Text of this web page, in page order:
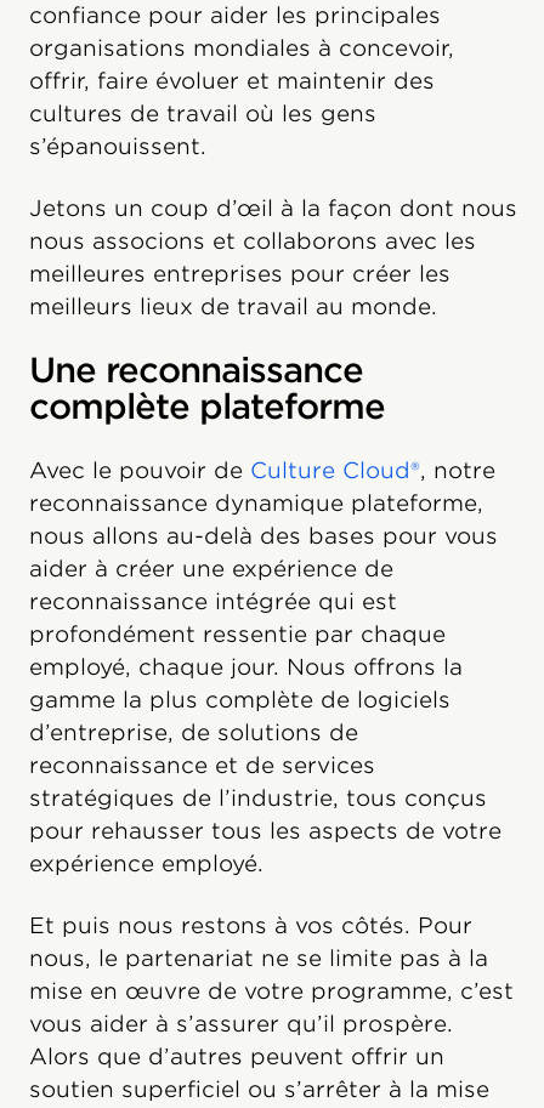
confiance pour aider les principales
organisations mondiales à concevoir,
offrir, faire évoluer et maintenir des
cultures de travail où les gens
s’épanouissent.
Jetons un coup d’œil à la façon dont nous
nous associons et collaborons avec les
meilleures entreprises pour créer les
meilleurs lieux de travail au monde.
Une reconnaissance
complète plateforme
Avec le pouvoir de Culture Cloud®, notre
reconnaissance dynamique plateforme,
nous allons au-delà des bases pour vous
aider à créer une expérience de
reconnaissance intégrée qui est
profondément ressentie par chaque
employé, chaque jour. Nous offrons la
gamme la plus complète de logiciels
d’entreprise, de solutions de
reconnaissance et de services
stratégiques de l’industrie, tous conçus
pour rehausser tous les aspects de votre
expérience employé.
Et puis nous restons à vos côtés. Pour
nous, le partenariat ne se limite pas à la
mise en œuvre de votre programme, c’est
vous aider à s’assurer qu’il prospère.
Alors que d’autres peuvent offrir un
soutien superficiel ou s’arrêter à la mise